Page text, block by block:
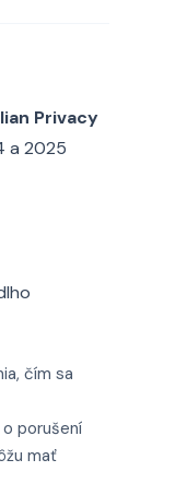
Privacy
a 2025
čím sa
porušení
mať